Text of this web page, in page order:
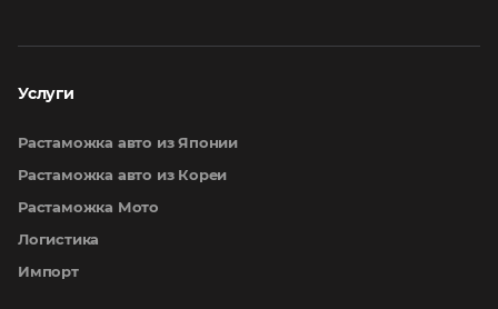
Услуги
Растаможка авто из Японии
Растаможка авто из Кореи
Растаможка Мото
Логистика
Импорт